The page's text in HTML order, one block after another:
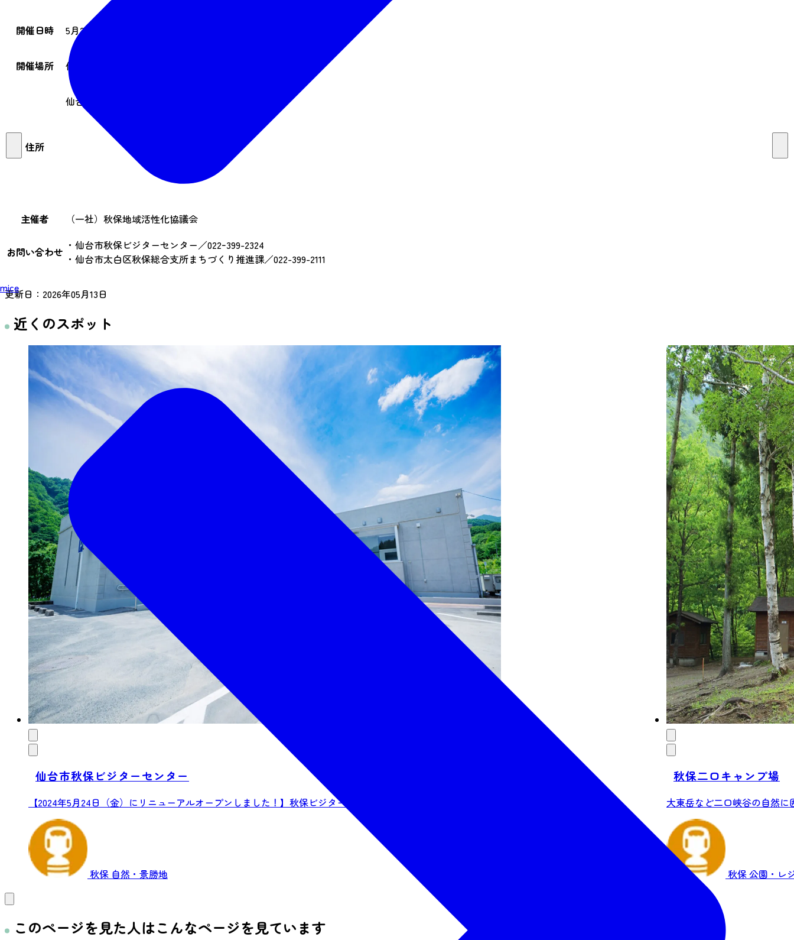
mice
開催日時 5月24日（日）7:00～
開催場所 仙台市秋保ビジターセンター
住所
仙台市太白区秋保町馬場本小屋16-1
主催者 （一社）秋保地域活性化協議会
お問い合わせ ・仙台市秋保ビジターセンター／022ｰ399-2324
・仙台市太白区秋保総合支所まちづくり推進課／022-399-2111
更新日： 2026年05月13日
近くのスポット
仙台市秋保ビジターセンター
【2024年5月24日（金）にリニューアルオープンしました！】秋保ビジターセンターは、自然公園...
秋保 自然・景勝地
秋保二口キャンプ場
大東岳など二口峡谷の自然に
秋保公園・レ
このページを見た人はこんなページを見ています